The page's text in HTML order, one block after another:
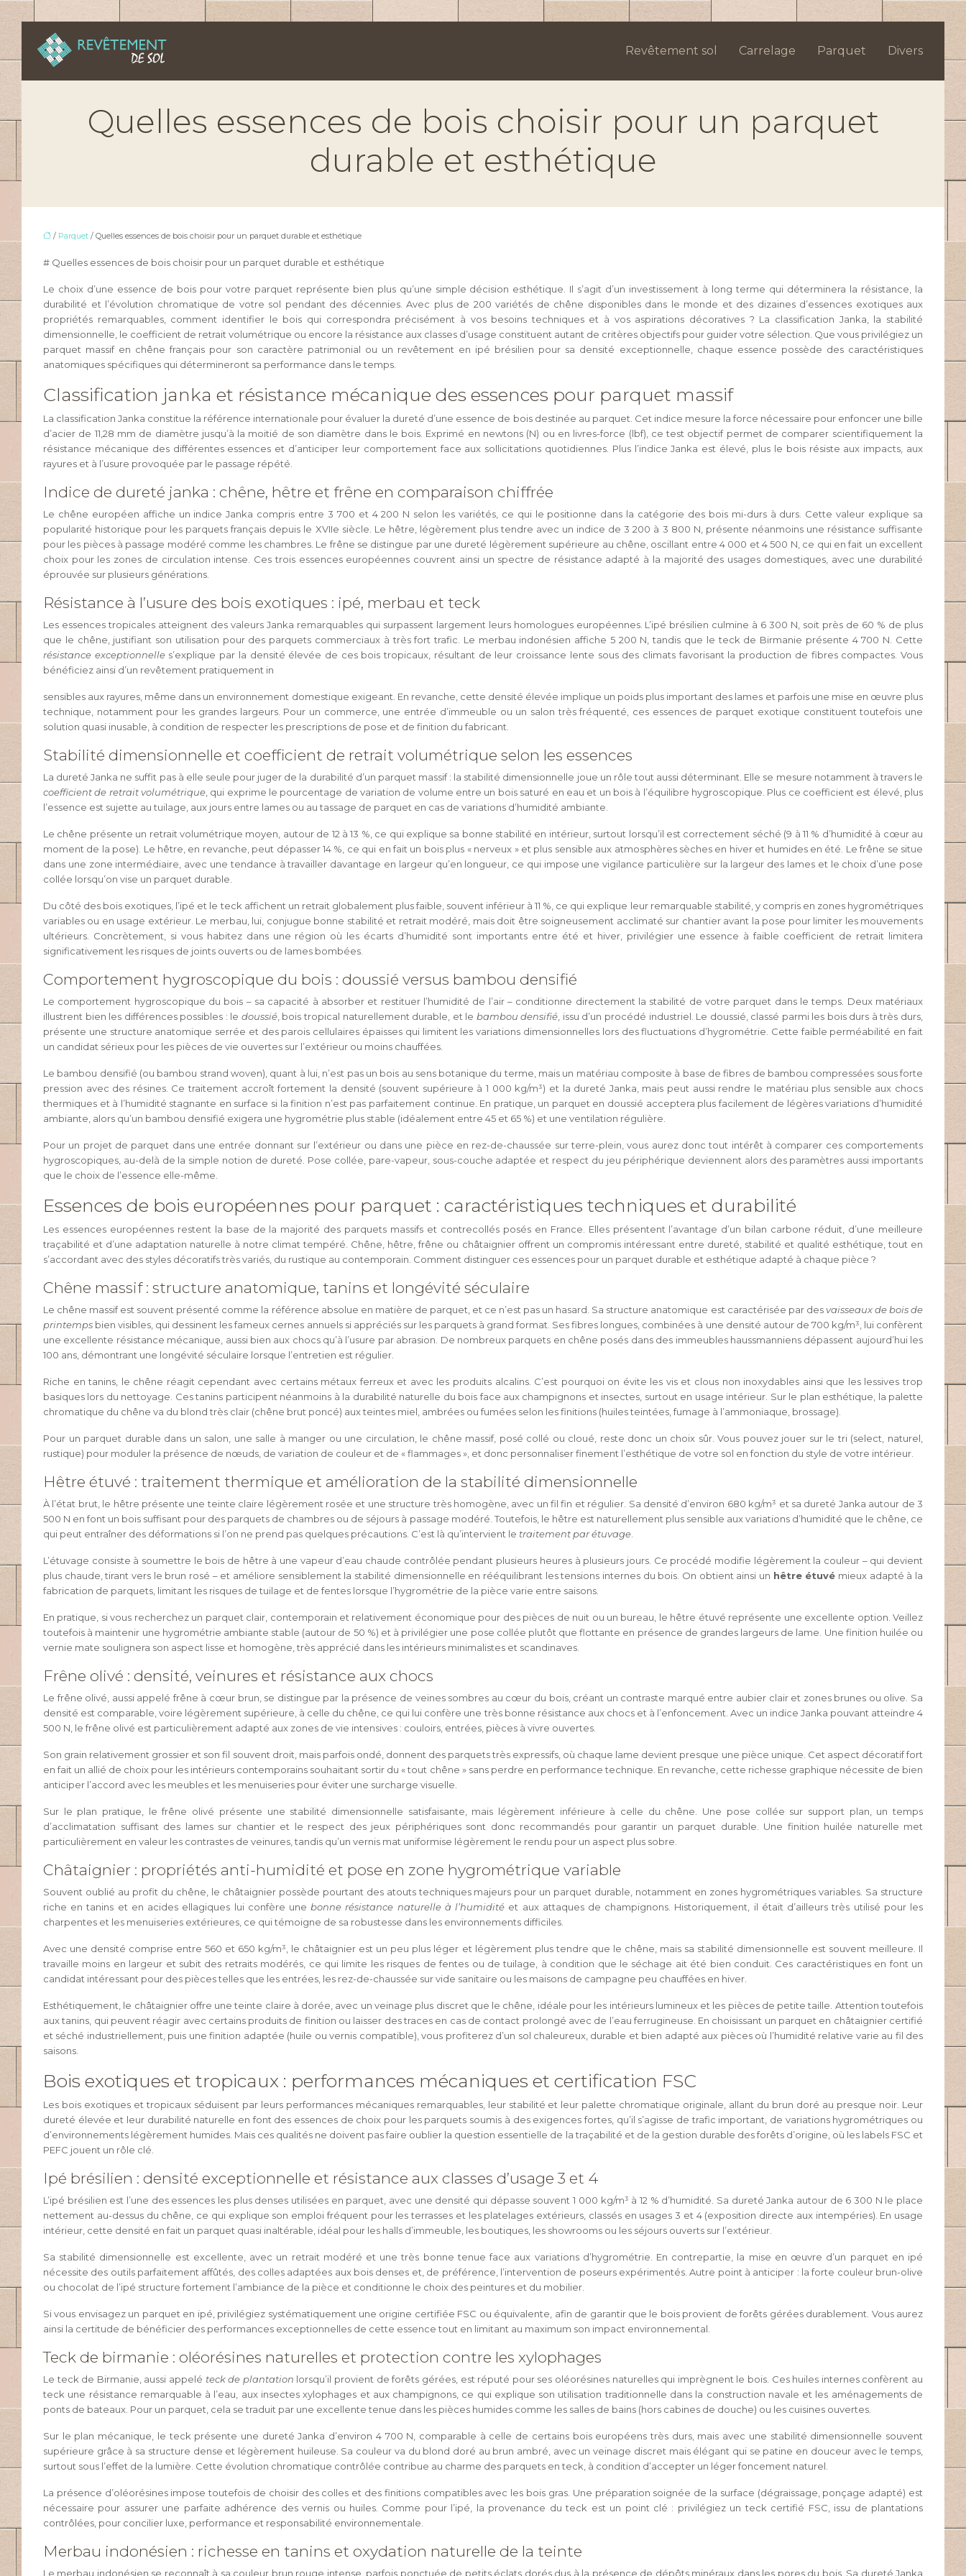
Revêtement sol Carrelage Parquet Divers
Quelles essences de bois choisir pour un parquet
durable et esthétique
/ Parquet / Quelles essences de bois choisir pour un parquet durable et esthétique
# Quelles essences de bois choisir pour un parquet durable et esthétique
Le choix d’une essence de bois pour votre parquet représente bien plus qu’une simple décision esthétique. Il s’agit d’un investissement à long terme qui déterminera la résistance, la
durabilité et l’évolution chromatique de votre sol pendant des décennies. Avec plus de 200 variétés de chêne disponibles dans le monde et des dizaines d’essences exotiques aux
propriétés remarquables, comment identifier le bois qui correspondra précisément à vos besoins techniques et à vos aspirations décoratives ? La classification Janka, la stabilité
dimensionnelle, le coefficient de retrait volumétrique ou encore la résistance aux classes d’usage constituent autant de critères objectifs pour guider votre sélection. Que vous privilégiez un
parquet massif en chêne français pour son caractère patrimonial ou un revêtement en ipé brésilien pour sa densité exceptionnelle, chaque essence possède des caractéristiques
anatomiques spécifiques qui détermineront sa performance dans le temps.
Classification janka et résistance mécanique des essences pour parquet massif
La classification Janka constitue la référence internationale pour évaluer la dureté d’une essence de bois destinée au parquet. Cet indice mesure la force nécessaire pour enfoncer une bille
d’acier de 11,28 mm de diamètre jusqu’à la moitié de son diamètre dans le bois. Exprimé en newtons (N) ou en livres-force (lbf), ce test objectif permet de comparer scientifiquement la
résistance mécanique des différentes essences et d’anticiper leur comportement face aux sollicitations quotidiennes. Plus l’indice Janka est élevé, plus le bois résiste aux impacts, aux
rayures et à l’usure provoquée par le passage répété.
Indice de dureté janka : chêne, hêtre et frêne en comparaison chiffrée
Le chêne européen affiche un indice Janka compris entre 3 700 et 4 200 N selon les variétés, ce qui le positionne dans la catégorie des bois mi-durs à durs. Cette valeur explique sa
popularité historique pour les parquets français depuis le XVIIe siècle. Le hêtre, légèrement plus tendre avec un indice de 3 200 à 3 800 N, présente néanmoins une résistance suffisante
pour les pièces à passage modéré comme les chambres. Le frêne se distingue par une dureté légèrement supérieure au chêne, oscillant entre 4 000 et 4 500 N, ce qui en fait un excellent
choix pour les zones de circulation intense. Ces trois essences européennes couvrent ainsi un spectre de résistance adapté à la majorité des usages domestiques, avec une durabilité
éprouvée sur plusieurs générations.
Résistance à l’usure des bois exotiques : ipé, merbau et teck
Les essences tropicales atteignent des valeurs Janka remarquables qui surpassent largement leurs homologues européennes. L’ipé brésilien culmine à 6 300 N, soit près de 60 % de plus
que le chêne, justifiant son utilisation pour des parquets commerciaux à très fort trafic. Le merbau indonésien affiche 5 200 N, tandis que le teck de Birmanie présente 4 700 N. Cette
résistance exceptionnelles’explique par la densité élevée de ces bois tropicaux, résultant de leur croissance lente sous des climats favorisant la production de fibres compactes. Vous
bénéficiez ainsi d’un revêtement pratiquement in
sensibles aux rayures, même dans un environnement domestique exigeant. En revanche, cette densité élevée implique un poids plus important des lames et parfois une mise en œuvre plus
technique, notamment pour les grandes largeurs. Pour un commerce, une entrée d’immeuble ou un salon très fréquenté, ces essences de parquet exotique constituent toutefois une
solution quasi inusable, à condition de respecter les prescriptions de pose et de finition du fabricant.
Stabilité dimensionnelle et coefficient de retrait volumétrique selon les essences
La dureté Janka ne suffit pas à elle seule pour juger de la durabilité d’un parquet massif : la stabilité dimensionnelle joue un rôle tout aussi déterminant. Elle se mesure notamment à travers le
coefficient de retrait volumétrique , qui exprime le pourcentage de variation de volume entre un bois saturé en eau et un bois à l’équilibre hygroscopique. Plus ce coefficient est élevé, plus
l’essence est sujette au tuilage, aux jours entre lames ou au tassage de parquet en cas de variations d’humidité ambiante.
Le chêne présente un retrait volumétrique moyen, autour de 12 à 13 %, ce qui explique sa bonne stabilité en intérieur, surtout lorsqu’il est correctement séché (9 à 11 % d’humidité à cœur au
moment de la pose). Le hêtre, en revanche, peut dépasser 14 %, ce qui en fait un bois plus « nerveux » et plus sensible aux atmosphères sèches en hiver et humides en été. Le frêne se situe
dans une zone intermédiaire, avec une tendance à travailler davantage en largeur qu’en longueur, ce qui impose une vigilance particulière sur la largeur des lames et le choix d’une pose
collée lorsqu’on vise un parquet durable.
Du côté des bois exotiques, l’ipé et le teck affichent un retrait globalement plus faible, souvent inférieur à 11 %, ce qui explique leur remarquable stabilité, y compris en zones hygrométriques
variables ou en usage extérieur. Le merbau, lui, conjugue bonne stabilité et retrait modéré, mais doit être soigneusement acclimaté sur chantier avant la pose pour limiter les mouvements
ultérieurs. Concrètement, si vous habitez dans une région où les écarts d’humidité sont importants entre été et hiver, privilégier une essence à faible coefficient de retrait limitera
significativement les risques de joints ouverts ou de lames bombées.
Comportement hygroscopique du bois : doussié versus bambou densifié
Le comportement hygroscopique du bois – sa capacité à absorber et restituer l’humidité de l’air – conditionne directement la stabilité de votre parquet dans le temps. Deux matériaux
illustrent bien les différences possibles : le doussié, bois tropical naturellement durable, et le bambou densifié , issu d’un procédé industriel. Le doussié, classé parmi les bois durs à très durs,
présente une structure anatomique serrée et des parois cellulaires épaisses qui limitent les variations dimensionnelles lors des fluctuations d’hygrométrie. Cette faible perméabilité en fait
un candidat sérieux pour les pièces de vie ouvertes sur l’extérieur ou moins chauffées.
Le bambou densifié (ou bambou strand woven), quant à lui, n’est pas un bois au sens botanique du terme, mais un matériau composite à base de fibres de bambou compressées sous forte
pression avec des résines. Ce traitement accroît fortement la densité (souvent supérieure à 1 000 kg/m³) et la dureté Janka, mais peut aussi rendre le matériau plus sensible aux chocs
thermiques et à l’humidité stagnante en surface si la finition n’est pas parfaitement continue. En pratique, un parquet en doussié acceptera plus facilement de légères variations d’humidité
ambiante, alors qu’un bambou densifié exigera une hygrométrie plus stable (idéalement entre 45 et 65 %) et une ventilation régulière.
Pour un projet de parquet dans une entrée donnant sur l’extérieur ou dans une pièce en rez-de-chaussée sur terre-plein, vous aurez donc tout intérêt à comparer ces comportements
hygroscopiques, au-delà de la simple notion de dureté. Pose collée, pare-vapeur, sous-couche adaptée et respect du jeu périphérique deviennent alors des paramètres aussi importants
que le choix de l’essence elle-même.
Essences de bois européennes pour parquet : caractéristiques techniques et durabilité
Les essences européennes restent la base de la majorité des parquets massifs et contrecollés posés en France. Elles présentent l’avantage d’un bilan carbone réduit, d’une meilleure
traçabilité et d’une adaptation naturelle à notre climat tempéré. Chêne, hêtre, frêne ou châtaignier offrent un compromis intéressant entre dureté, stabilité et qualité esthétique, tout en
s’accordant avec des styles décoratifs très variés, du rustique au contemporain. Comment distinguer ces essences pour un parquet durable et esthétique adapté à chaque pièce ?
Chêne massif : structure anatomique, tanins et longévité séculaire
Le chêne massif est souvent présenté comme la référence absolue en matière de parquet, et ce n’est pas un hasard. Sa structure anatomique est caractérisée par desvaisseaux de bois de
printemps bien visibles, qui dessinent les fameux cernes annuels si appréciés sur les parquets à grand format. Ses fibres longues, combinées à une densité autour de 700 kg/m³, lui confèrent
une excellente résistance mécanique, aussi bien aux chocs qu’à l’usure par abrasion. De nombreux parquets en chêne posés dans des immeubles haussmanniens dépassent aujourd’hui les
100 ans, démontrant une longévité séculaire lorsque l’entretien est régulier.
Riche en tanins, le chêne réagit cependant avec certains métaux ferreux et avec les produits alcalins. C’est pourquoi on évite les vis et clous non inoxydables ainsi que les lessives trop
basiques lors du nettoyage. Ces tanins participent néanmoins à la durabilité naturelle du bois face aux champignons et insectes, surtout en usage intérieur. Sur le plan esthétique, la palette
chromatique du chêne va du blond très clair (chêne brut poncé) aux teintes miel, ambrées ou fumées selon les finitions (huiles teintées, fumage à l’ammoniaque, brossage).
Pour un parquet durable dans un salon, une salle à manger ou une circulation, le chêne massif, posé collé ou cloué, reste donc un choix sûr. Vous pouvez jouer sur le tri (select, naturel,
rustique) pour moduler la présence de nœuds, de variation de couleur et de « flammages », et donc personnaliser finement l’esthétique de votre sol en fonction du style de votre intérieur.
Hêtre étuvé : traitement thermique et amélioration de la stabilité dimensionnelle
À l’état brut, le hêtre présente une teinte claire légèrement rosée et une structure très homogène, avec un fil fin et régulier. Sa densité d’environ 680 kg/m³ et sa dureté Janka autour de 3
500 N en font un bois suffisant pour des parquets de chambres ou de séjours à passage modéré. Toutefois, le hêtre est naturellement plus sensible aux variations d’humidité que le chêne, ce
qui peut entraîner des déformations si l’on ne prend pas quelques précautions. C’est là qu’intervient le traitement par étuvage
L’étuvage consiste à soumettre le bois de hêtre à une vapeur d’eau chaude contrôlée pendant plusieurs heures à plusieurs jours. Ce procédé modifie légèrement la couleur – qui devient
plus chaude, tirant vers le brun rosé – et améliore sensiblement la stabilité dimensionnelle en rééquilibrant les tensions internes du bois. On obtient ainsi un hêtre étuvé mieux adapté à la
fabrication de parquets, limitant les risques de tuilage et de fentes lorsque l’hygrométrie de la pièce varie entre saisons.
En pratique, si vous recherchez un parquet clair, contemporain et relativement économique pour des pièces de nuit ou un bureau, le hêtre étuvé représente une excellente option. Veillez
toutefois à maintenir une hygrométrie ambiante stable (autour de 50 %) et à privilégier une pose collée plutôt que flottante en présence de grandes largeurs de lame. Une finition huilée ou
vernie mate soulignera son aspect lisse et homogène, très apprécié dans les intérieurs minimalistes et scandinaves.
Frêne olivé : densité, veinures et résistance aux chocs
Le frêne olivé, aussi appelé frêne à cœur brun, se distingue par la présence de veines sombres au cœur du bois, créant un contraste marqué entre aubier clair et zones brunes ou olive. Sa
densité est comparable, voire légèrement supérieure, à celle du chêne, ce qui lui confère une très bonne résistance aux chocs et à l’enfoncement. Avec un indice Janka pouvant atteindre 4
500 N, le frêne olivé est particulièrement adapté aux zones de vie intensives : couloirs, entrées, pièces à vivre ouvertes.
Son grain relativement grossier et son fil souvent droit, mais parfois ondé, donnent des parquets très expressifs, où chaque lame devient presque une pièce unique. Cet aspect décoratif fort
en fait un allié de choix pour les intérieurs contemporains souhaitant sortir du « tout chêne » sans perdre en performance technique. En revanche, cette richesse graphique nécessite de bien
anticiper l’accord avec les meubles et les menuiseries pour éviter une surcharge visuelle.
Sur le plan pratique, le frêne olivé présente une stabilité dimensionnelle satisfaisante, mais légèrement inférieure à celle du chêne. Une pose collée sur support plan, un temps
d’acclimatation suffisant des lames sur chantier et le respect des jeux périphériques sont donc recommandés pour garantir un parquet durable. Une finition huilée naturelle met
particulièrement en valeur les contrastes de veinures, tandis qu’un vernis mat uniformise légèrement le rendu pour un aspect plus sobre.
Châtaignier : propriétés anti-humidité et pose en zone hygrométrique variable
Souvent oublié au profit du chêne, le châtaignier possède pourtant des atouts techniques majeurs pour un parquet durable, notamment en zones hygrométriques variables. Sa structure
riche en tanins et en acides ellagiques lui confère une bonne résistance naturelle à l’humidité et aux attaques de champignons. Historiquement, il était d’ailleurs très utilisé pour les
charpentes et les menuiseries extérieures, ce qui témoigne de sa robustesse dans les environnements difficiles.
Avec une densité comprise entre 560 et 650 kg/m³, le châtaignier est un peu plus léger et légèrement plus tendre que le chêne, mais sa stabilité dimensionnelle est souvent meilleure. Il
travaille moins en largeur et subit des retraits modérés, ce qui limite les risques de fentes ou de tuilage, à condition que le séchage ait été bien conduit. Ces caractéristiques en font un
candidat intéressant pour des pièces telles que les entrées, les rez-de-chaussée sur vide sanitaire ou les maisons de campagne peu chauffées en hiver.
Esthétiquement, le châtaignier offre une teinte claire à dorée, avec un veinage plus discret que le chêne, idéale pour les intérieurs lumineux et les pièces de petite taille. Attention toutefois
aux tanins, qui peuvent réagir avec certains produits de finition ou laisser des traces en cas de contact prolongé avec de l’eau ferrugineuse. En choisissant un parquet en châtaignier certifié
et séché industriellement, puis une finition adaptée (huile ou vernis compatible), vous profiterez d’un sol chaleureux, durable et bien adapté aux pièces où l’humidité relative varie au fil des
saisons.
Bois exotiques et tropicaux : performances mécaniques et certification FSC
Les bois exotiques et tropicaux séduisent par leurs performances mécaniques remarquables, leur stabilité et leur palette chromatique originale, allant du brun doré au presque noir. Leur
dureté élevée et leur durabilité naturelle en font des essences de choix pour les parquets soumis à des exigences fortes, qu’il s’agisse de trafic important, de variations hygrométriques ou
d’environnements légèrement humides. Mais ces qualités ne doivent pas faire oublier la question essentielle de la traçabilité et de la gestion durable des forêts d’origine, où les labels FSC et
PEFC jouent un rôle clé.
Ipé brésilien : densité exceptionnelle et résistance aux classes d’usage 3 et 4
L’ipé brésilien est l’une des essences les plus denses utilisées en parquet, avec une densité qui dépasse souvent 1 000 kg/m³ à 12 % d’humidité. Sa dureté Janka autour de 6 300 N le place
nettement au-dessus du chêne, ce qui explique son emploi fréquent pour les terrasses et les platelages extérieurs, classés en usages 3 et 4 (exposition directe aux intempéries). En usage
intérieur, cette densité en fait un parquet quasi inaltérable, idéal pour les halls d’immeuble, les boutiques, les showrooms ou les séjours ouverts sur l’extérieur.
Sa stabilité dimensionnelle est excellente, avec un retrait modéré et une très bonne tenue face aux variations d’hygrométrie. En contrepartie, la mise en œuvre d’un parquet en ipé
nécessite des outils parfaitement affûtés, des colles adaptées aux bois denses et, de préférence, l’intervention de poseurs expérimentés. Autre point à anticiper : la forte couleur brun-olive
ou chocolat de l’ipé structure fortement l’ambiance de la pièce et conditionne le choix des peintures et du mobilier.
Si vous envisagez un parquet en ipé, privilégiez systématiquement une origine certifiée FSC ou équivalente, afin de garantir que le bois provient de forêts gérées durablement. Vous aurez
ainsi la certitude de bénéficier des performances exceptionnelles de cette essence tout en limitant au maximum son impact environnemental.
Teck de birmanie : oléorésines naturelles et protection contre les xylophages
Le teck de Birmanie, aussi appelé teck de plantation lorsqu’il provient de forêts gérées, est réputé pour ses oléorésines naturelles qui imprègnent le bois. Ces huiles internes confèrent au
teck une résistance remarquable à l’eau, aux insectes xylophages et aux champignons, ce qui explique son utilisation traditionnelle dans la construction navale et les aménagements de
ponts de bateaux. Pour un parquet, cela se traduit par une excellente tenue dans les pièces humides comme les salles de bains (hors cabines de douche) ou les cuisines ouvertes.
Sur le plan mécanique, le teck présente une dureté Janka d’environ 4 700 N, comparable à celle de certains bois européens très durs, mais avec une stabilité dimensionnelle souvent
supérieure grâce à sa structure dense et légèrement huileuse. Sa couleur va du blond doré au brun ambré, avec un veinage discret mais élégant qui se patine en douceur avec le temps,
surtout sous l’effet de la lumière. Cette évolution chromatique contrôlée contribue au charme des parquets en teck, à condition d’accepter un léger foncement naturel.
La présence d’oléorésines impose toutefois de choisir des colles et des finitions compatibles avec les bois gras. Une préparation soignée de la surface (dégraissage, ponçage adapté) est
nécessaire pour assurer une parfaite adhérence des vernis ou huiles. Comme pour l’ipé, la provenance du teck est un point clé : privilégiez un teck certifié FSC, issu de plantations
contrôlées, pour concilier luxe, performance et responsabilité environnementale.
Merbau indonésien : richesse en tanins et oxydation naturelle de la teinte
Le merbau indonésien se reconnaît à sa couleur brun rouge intense, parfois ponctuée de petits éclats dorés dus à la présence de dépôts minéraux dans les pores du bois. Sa dureté Janka